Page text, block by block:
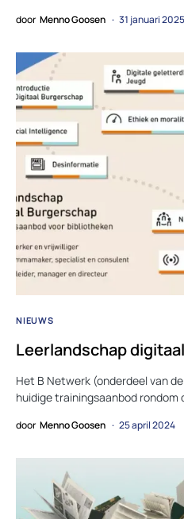
door Menno Goosen 31 januari 2025
NIEUWS
Leerlandschap
Het B Netwerk (onderdeel van
huidige trainingsaanbod
door Menno Goosen 25 april 2024